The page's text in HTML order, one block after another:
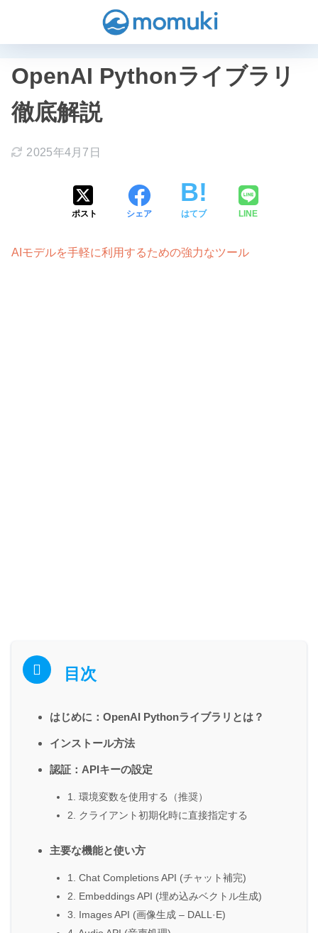
OpenAI Pythonライブラリ
徹底解説
2025年4月7日
ポスト シェア はてブ LINE
AIモデルを手軽に利用するための強力なツール
目次
はじめに：OpenAI Pythonライブラリとは？
インストール方法
認証：APIキーの設定
1. 環境変数を使用する（推奨）
2. クライアント初期化時に直接指定する
主要な機能と使い方
1. Chat Completions API (チャット補完)
2. Embeddings API (埋め込みベクトル生成)
3. Images API (画像生成 – DALL·E)